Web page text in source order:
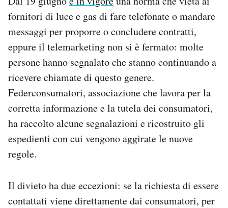
Area Personale
Newsletter
Notifiche mobile
Regala il Post
Hai bisogno di aiuto?
fornitori di luce e gas di fare telefonate o mandare
messaggi per proporre o concludere contratti,
eppure il telemarketing non si è fermato: molte
persone hanno segnalato che stanno continuando a
ricevere chiamate di questo genere.
Federconsumatori, associazione che lavora per la
corretta informazione e la tutela dei consumatori,
ha raccolto alcune segnalazioni e ricostruito gli
espedienti con cui vengono aggirate le nuove
regole.
Il divieto ha due eccezioni: se la richiesta di essere
contattati viene direttamente dai consumatori, per